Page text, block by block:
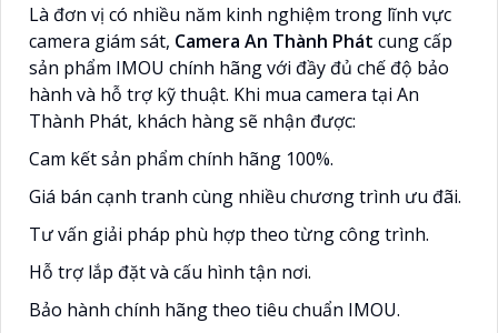
Là đơn vị có nhiều năm kinh nghiệm trong lĩnh vực
camera giám sát, Camera An Thành Phát cung cấp
sản phẩm IMOU chính hãng với đầy đủ chế độ bảo
hành và hỗ trợ kỹ thuật. Khi mua camera tại An
Thành Phát, khách hàng sẽ nhận được:
Cam kết sản phẩm chính hãng 100%.
Giá bán cạnh tranh cùng nhiều chương trình ưu đãi.
Tư vấn giải pháp phù hợp theo từng công trình.
Hỗ trợ lắp đặt và cấu hình tận nơi.
Bảo hành chính hãng theo tiêu chuẩn IMOU.